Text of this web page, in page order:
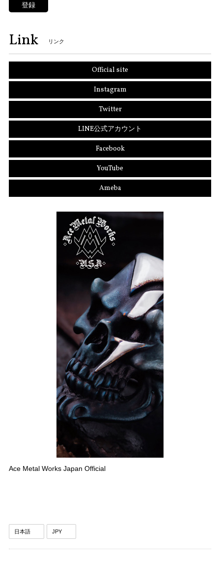
登録
Link リンク
Official site
Instagram
Twitter
LINE公式アカウント
Facebook
YouTube
Ameba
Ace Metal Works Japan Official